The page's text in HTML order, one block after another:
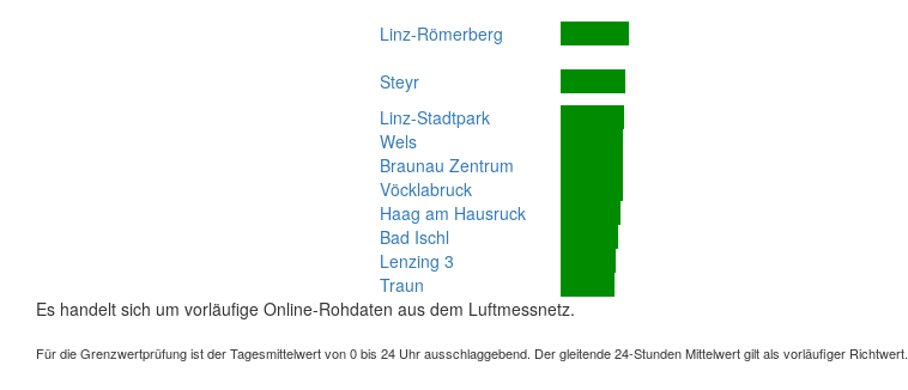
Linz-Römerberg
Steyr
Linz-Stadtpark
Wels
Braunau Zentrum
Vöcklabruck
Haag am Hausruck
Bad Ischl
Lenzing 3
Traun
Es handelt sich um vorläufige Online-Rohdaten aus dem Luftmessnetz.
Für die Grenzwertprüfung ist der Tagesmittelwert von 0 bis 24 Uhr ausschlaggebend. Der gleitende 24-Stunden Mittelwert gilt als vorläufiger Richtwert.